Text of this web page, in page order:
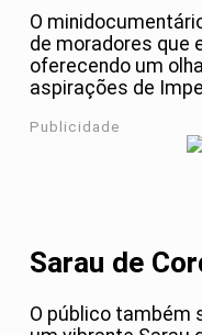
O
de moradores que
oferecendo um
aspirações de
Publicidade
Sarau de
O público também